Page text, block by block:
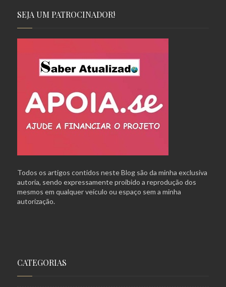
SEJA UM PATROCINADOR!
Todos os artigos contidos neste Blog são da minha exclusiva
autoria, sendo expressamente proibido a reprodução dos
mesmos em qualquer veículo ou espaço sem a minha
autorização.
CATEGORIAS